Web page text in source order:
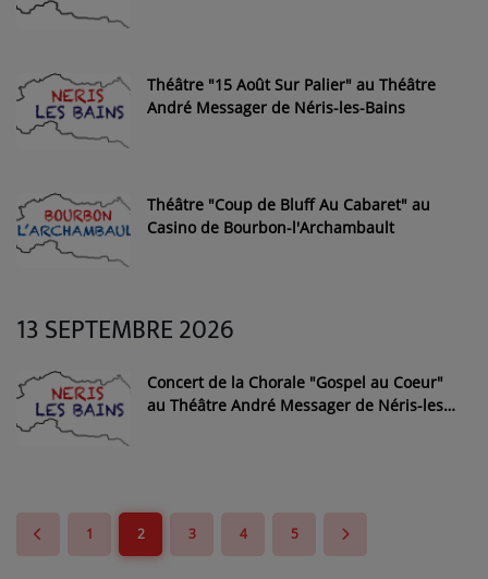
Théâtre "15 Août Sur Palier" au Théâtre
André Messager de Néris-les-Bains
Théâtre "Coup de Bluff Au Cabaret" au
Casino de Bourbon-l'Archambault
13 SEPTEMBRE 2026
Concert de la Chorale "Gospel au Coeur"
au Théâtre André Messager de Néris-les-
1 2 3 4 5